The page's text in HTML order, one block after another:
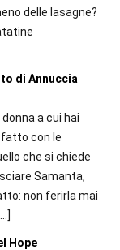
delle lasagne?
di Annuccia
a cui hai
con le
che si chiede
Samanta,
non ferirla mai
Hope